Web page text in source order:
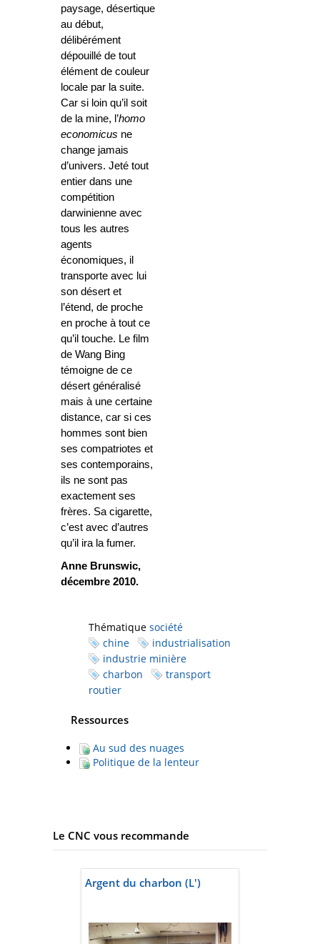
paysage, désertique
au début,
délibérément
dépouillé de tout
élément de couleur
locale par la suite.
Car si loin qu’il soit
de la mine, l’homo
economicus ne
change jamais
d’univers. Jeté tout
entier dans une
compétition
darwinienne avec
tous les autres
agents
économiques, il
transporte avec lui
son désert et
l’étend, de proche
en proche à tout ce
qu’il touche. Le film
de Wang Bing
témoigne de ce
désert généralisé
mais à une certaine
distance, car si ces
hommes sont bien
ses compatriotes et
ses contemporains,
ils ne sont pas
exactement ses
frères. Sa cigarette,
c’est avec d’autres
qu’il ira la fumer.
Anne Brunswic,
décembre 2010.
Thématique société
chine
industrialisation
industrie minière
charbon
transport
routier
Ressources
Au sud des nuages
Politique de la lenteur
Le CNC vous recommande
Argent du charbon (L')